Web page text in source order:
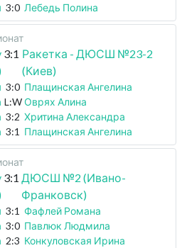
3:0 Лебедь Полина
3:1 Ракетка - ДЮСШ №23-2
(Киев)
3:0 Плащинская Ангелина
L:W Оврях Алина
3:2 Хритина Александра
3:1 Плащинская Ангелина
3:1 ДЮСШ №2 (Ивано-
Франковск)
3:1 Фафлей Романа
3:0 Павлюк Людмила
2:3 Конкуловская Ирина